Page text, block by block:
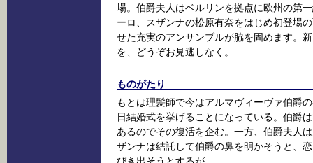
場。伯爵夫人はベルリンを拠点に欧州の第
ーロ、スザンナの松原有奈をはじめ初登場
せた充実のアンサンブルが脇を固めます。
を、どうぞお見逃しなく。
ものがたり
もとは理髪師で今はアルマヴィーヴァ伯爵
日結婚式を挙げることになっている。伯爵
あるのでその復活を企む。一方、伯爵夫人
ザンナは結託して伯爵の鼻を明かそうと、
びき出そうとするが……。